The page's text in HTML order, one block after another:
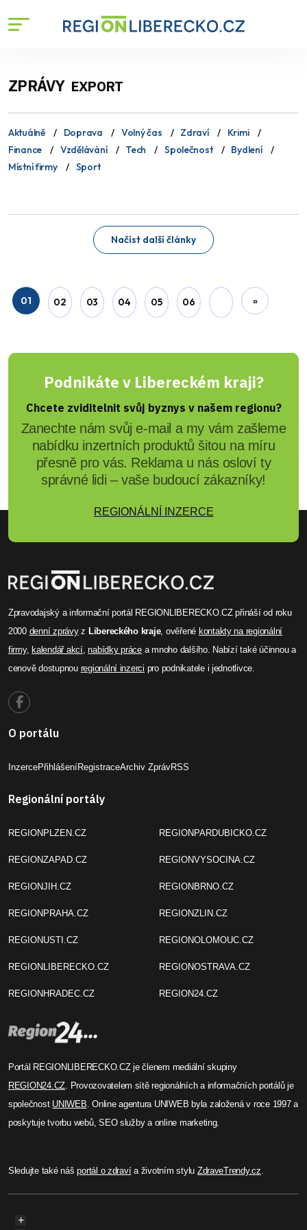
ZPRÁVY EXPORT
Aktuálně Doprava Volný čas Zdraví
Krimi
Finance
Vzdělávání Tech Společnost
Bydlení
Místní firmy
Sport
Načíst další články
01 02 03 04 05 06 »
Podnikáte v Libereckém kraji?
Chcete zviditelnit svůj byznys v našem regionu?
Zanechte nám svůj e-mail a my vám zašleme
nabídku inzertních produktů šitou na míru
přesně pro vás. Reklama u nás osloví ty
správné lidi – vaše budoucí zákazníky!
REGIONÁLNÍ INZERCE
Zpravodajský a informační portál REGIONLIBERECKO.CZ přináší od roku
2000 denní zprávyz Libereckého kraje, ověřené kontakty na regionální
firmy, kalendář akcí,nabídky prácea mnoho dalšího. Nabízí také účinnou a
cenově dostupnou regionální inzerci pro podnikatele i jednotlivce.
O portálu
InzercePřihlášeníRegistraceArchiv ZprávRSS
Regionální portály
REGIONPLZEN.CZ
REGIONZAPAD.CZ
REGIONJIH.CZ
REGIONPRAHA.CZ
REGIONUSTI.CZ
REGIONLIBERECKO.CZ
REGIONHRADEC.CZ
REGIONPARDUBICKO.CZ
REGIONVYSOCINA.CZ
REGIONBRNO.CZ
REGIONZLIN.CZ
REGIONOLOMOUC.CZ
REGIONOSTRAVA.CZ
REGION24.CZ
Portál REGIONLIBERECKO.CZ je členem mediální skupiny
REGION24.CZ . Provozovatelem sítě regionálních a informačních portálů je
společnost UNIWEB . Online agentura UNIWEB byla založená v roce 1997 a
poskytuje tvorbu webů, SEO služby a online marketing.
Sledujte také nášportál o zdravía životním stylu ZdraveTrendy.cz
+